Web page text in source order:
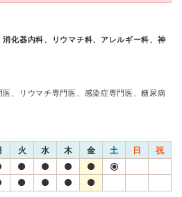
化器内科、リウマチ科、アレルギー科、神
、リウマチ専門医、感染症専門医、糖尿病
火 水 木 金 土 日 祝